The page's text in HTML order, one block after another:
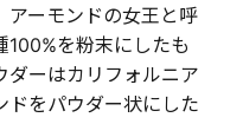
アーモンドの女王と呼
100%を粉末にしたも
ダーはカリフォルニア
ドをパウダー状にした